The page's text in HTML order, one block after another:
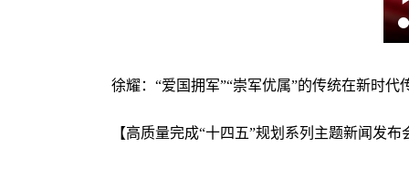
徐耀：“爱国拥军”“崇军优属”的传统在新时代
【高质量完成“十四五”规划系列主题新闻发